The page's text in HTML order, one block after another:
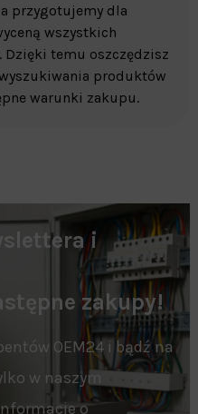
przygotujemy dla
wszystkich
temu oszczędzisz
produktów
warunki zakupu.
i
zakupy!
OEM24 i bądź na
w naszym
o